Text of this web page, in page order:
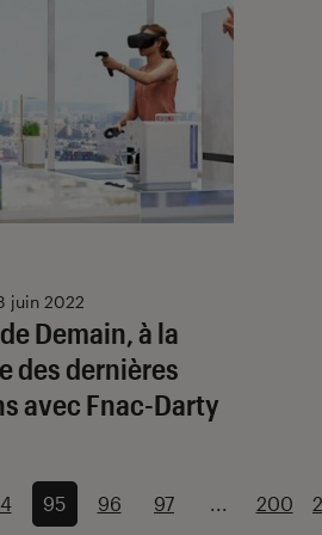
Demain, à la
des dernières
avec Fnac-Darty
juin 2022
95 96 97 ... 200